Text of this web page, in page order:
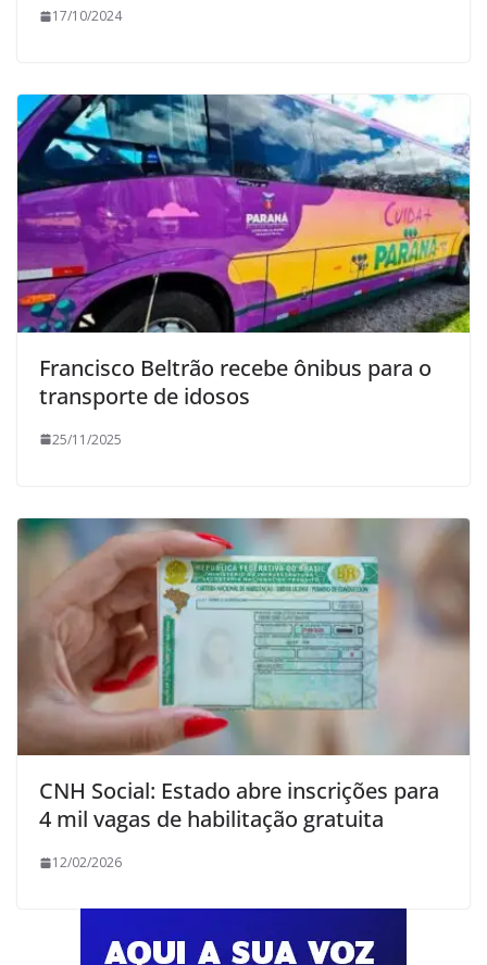
17/10/2024
Francisco Beltrão recebe ônibus para o
transporte de idosos
25/11/2025
CNH Social: Estado abre inscrições para
4 mil vagas de habilitação gratuita
12/02/2026